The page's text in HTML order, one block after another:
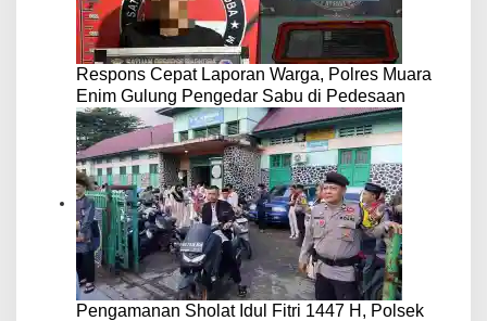
Respons Cepat Laporan Warga, Polres Muara
Enim Gulung Pengedar Sabu di Pedesaan
Pengamanan Sholat Idul Fitri 1447 H, Polsek